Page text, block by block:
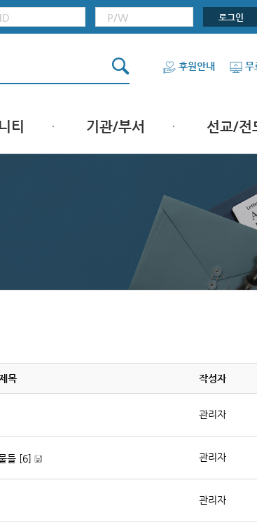
로그인
후원안내 무
티 기관/부서 선교/전
목 작성자
관리자
들 [6]
[
관리자
관리자